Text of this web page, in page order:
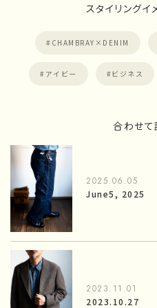
スタイリング
CHAMBRAY×DENIM
アイビー ビジネス
合わせて
2025.06.05
June5, 2025
2023.11.01
2023.10.27